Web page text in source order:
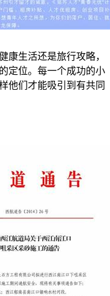
康生活还是旅行攻略，
定位。每一个成功的小
他们才能吸引到有共同